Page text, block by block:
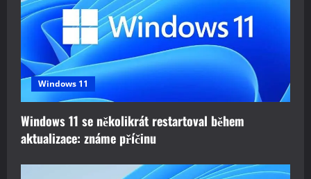
g
t
i
o
n
Windows 11
Windows 11 se několikrát restartoval během
aktualizace: známe příčinu